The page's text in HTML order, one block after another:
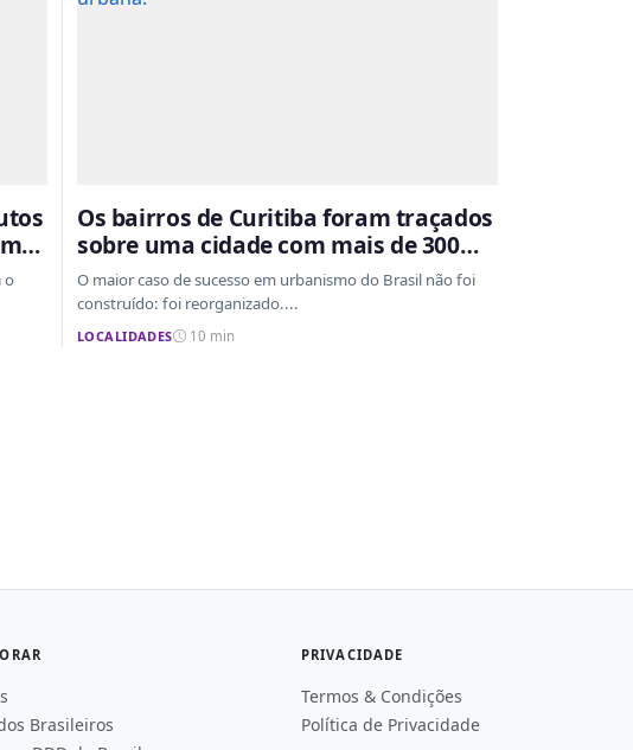
o
Os bairros de Curitiba foram traçados
sobre uma cidade com mais de 300
anos de ocupação desordenada
O maior caso de sucesso em urbanismo do Brasil não foi
construído: foi reorganizado....
LOCALIDADES 10 min
Brasileiros
PRIVACIDADE
Termos & Condições
Política de Privacidade